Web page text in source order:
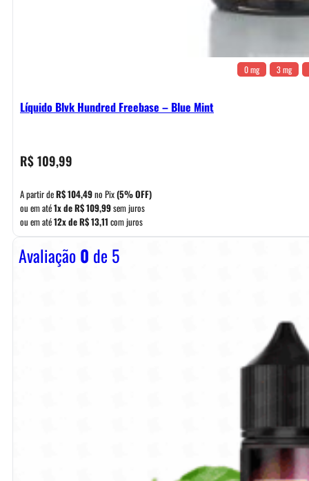
0 mg 3 mg
Líquido Blvk Hundred Freebase – Blue Mint
R$109,99
A partir deR$104,49no Pix(5% OFF)
ou em até1x deR$109,99sem juros
ou em até12x deR$13,11 com juros
Avaliação0 de 5